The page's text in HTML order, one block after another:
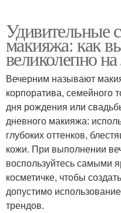
Удивительные
макияжа: как
великолепно
Вечерним называют
корпоратива, семейного
дня рождения или
дневного макияжа:
глубоких оттенков,
кожи. При выполнении
воспользуйтесь самыми
косметичке, чтобы
допустимо
трендов.